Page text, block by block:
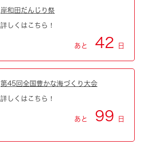
岸和田だんじり祭
詳しくはこちら！
あと 42 日
第45回全国豊かな海づくり大会
詳しくはこちら！
あと 99 日